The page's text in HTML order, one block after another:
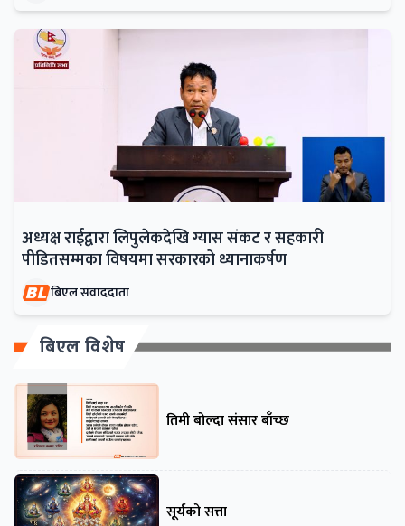
अध्यक्ष राईद्वारा लिपुलेकदेखि ग्यास संकट र सहकारी
पीडितसम्मका विषयमा सरकारको ध्यानाकर्षण
बिएल संवाददाता
बिएल विशेष
तिमी बोल्दा संसार बाँच्छ
सूर्यको सत्ता